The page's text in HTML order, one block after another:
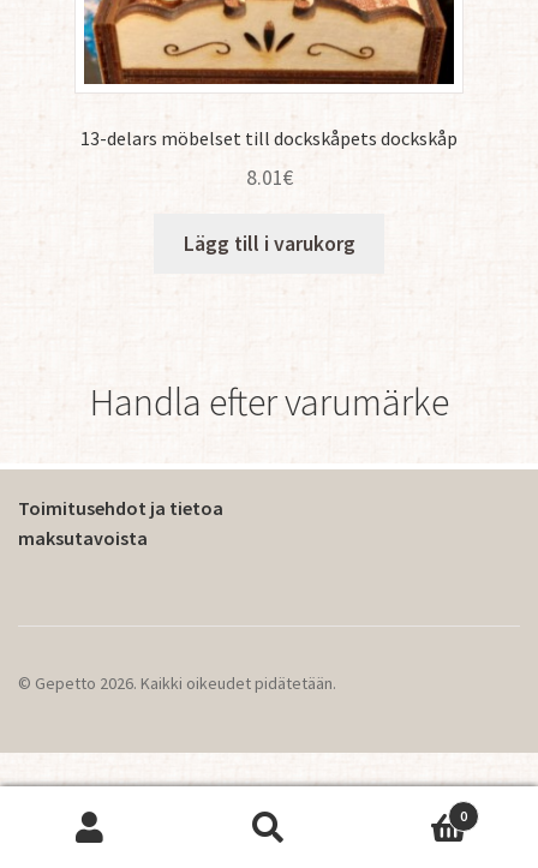
This website operates using cookies.
13-delars möbelset till dockskåpets dockskåp
8.01€
Lägg till i varukorg
Handla efter varumärke
Toimitusehdot ja tietoa
maksutavoista
© Gepetto 2026. Kaikki oikeudet pidätetään.
0